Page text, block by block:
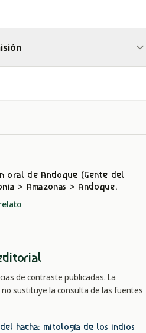
oral de Andoque (Gente del
> Amazonas > Andoque.
de contraste publicadas. La
sustituye la consulta de las fuentes
hacha: mitología de los indios